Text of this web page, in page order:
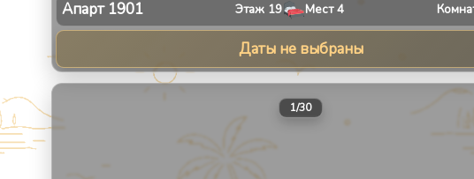
Апарт 1901 Этаж 19 Мест4
Даты не выбраны
1/30